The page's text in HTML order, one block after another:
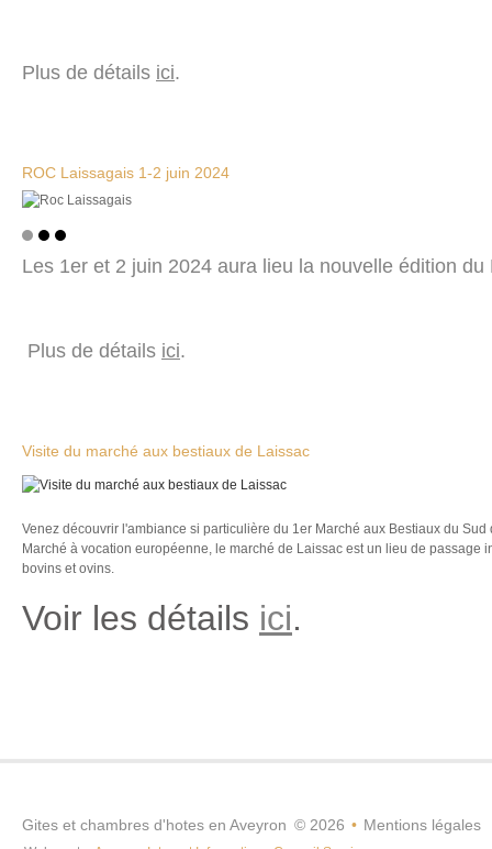
Plus de détails ici.
ROC Laissagais 1-2 juin 2024
Les 1er et 2 juin 2024 aura lieu la nouvelle édition du
Plus de détails ici.
Visite du marché aux bestiaux de Laissac
Venez découvrir l'ambiance si particulière du 1er Marché aux Bestiaux du
Marché à vocation européenne, le marché de Laissac est un lieu de passage
bovins et ovins.
Voir les détails ici.
Gites et chambres d'hotes en Aveyron © 2026 • Mentions légales